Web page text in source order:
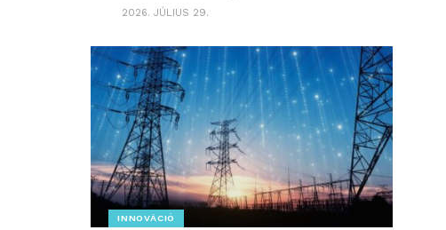
2026. JÚLIUS 29.
INNOVÁCIÓ